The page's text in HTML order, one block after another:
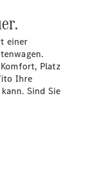
einer
Platz
Ihre
Sind Sie